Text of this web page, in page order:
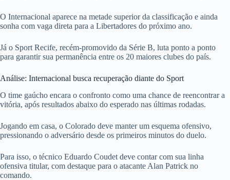
O Internacional aparece na metade superior da classificação e ainda
sonha com vaga direta para a Libertadores do próximo ano.
Já o Sport Recife, recém-promovido da Série B, luta ponto a ponto
para garantir sua permanência entre os 20 maiores clubes do país.
Análise: Internacional busca recuperação diante do Sport
O time gaúcho encara o confronto como uma chance de reencontrar a
vitória, após resultados abaixo do esperado nas últimas rodadas.
Jogando em casa, o Colorado deve manter um esquema ofensivo,
pressionando o adversário desde os primeiros minutos do duelo.
Para isso, o técnico Eduardo Coudet deve contar com sua linha
ofensiva titular, com destaque para o atacante Alan Patrick no
comando.